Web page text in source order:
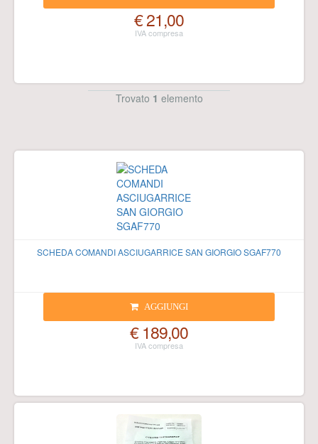
€ 21,00
Trovato 1 elemento
SCHEDA COMANDI ASCIUGARRICE SAN GIORGIO SGAF770
AGGIUNGI
€ 189,00